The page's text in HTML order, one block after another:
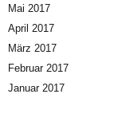
Mai 2017
April 2017
März 2017
Februar 2017
Januar 2017